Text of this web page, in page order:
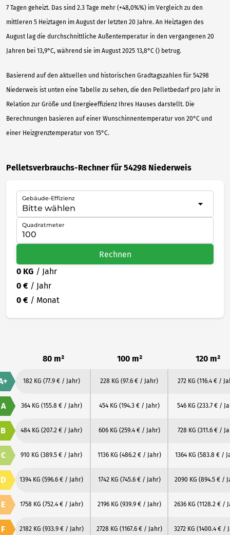
7 Tagen geheizt. Das sind 2.3 Tage mehr (+48,0%%) im Vergleich zu den
mittleren 5 Heiztagen im August der letzten 20 Jahre. An Heiztagen des
August lag die durchschnittliche Außentemperatur in den vergangenen 20
Jahren bei 13,9°C, während sie im August 2025 13,8°C () betrug.
Basierend auf den aktuellen und historischen Gradtagszahlen für 54298
Niederweis ist unten eine Tabelle zu sehen, die den Pelletbedarf pro Jahr in
Relation zur Größe und Energieeffizienz Ihres Hauses darstellt. Die
Berechnungen basieren auf einer Wunschinnentemperatur von 20°C und
einer Heizgrenztemperatur von 15°C.
Pelletsverbrauchs-Rechner für 54298 Niederweis
Gebäude-Effizienz
Quadratmeter
Rechnen
0 KG / Jahr
0 € / Jahr
0 € / Monat
80 m² 100 m² 120 m²
182 KG (77.9 € / Jahr) 228 KG (97.6 € / Jahr) 272 KG (116.4 € /
A 364 KG (155.8 € / Jahr) 454 KG (194.3 € / Jahr) 546 KG (233.7 € /
B 484 KG (207.2 € / Jahr) 606 KG (259.4 € / Jahr) 728 KG (311.6 € /
C 910 KG (389.5 € / Jahr) 1136 KG (486.2 € / Jahr) 1364 KG (583.8 € /
D 1394 KG (596.6 € / Jahr) 1742 KG (745.6 € / Jahr) 2090 KG (894.5 € /
E 1758 KG (752.4 € / Jahr) 2196 KG (939.9 € / Jahr) 2636 KG (1128.2 € /
F 2182 KG (933.9 € / Jahr) 2728 KG (1167.6 € / Jahr) 3272 KG (1400.4 € /